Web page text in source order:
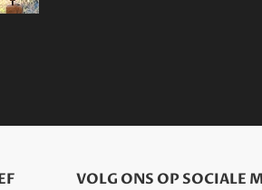
VOLG ONS OP SOCIALE